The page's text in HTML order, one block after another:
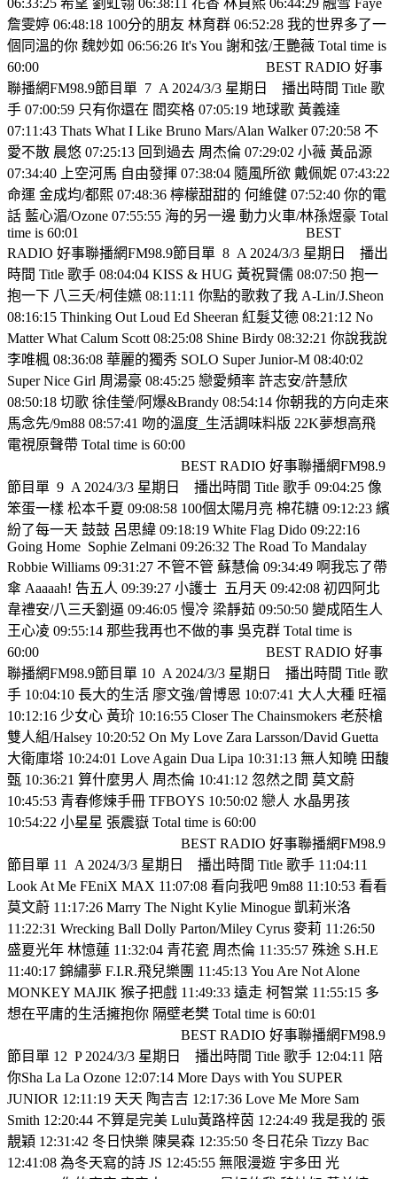
詹雯婷 06:48:18 100分的朋友 林育群 06:52:28 我的世界多了一
個同溫的你 魏妙如 06:56:26 It's You 謝和弦/王艷薇 Total time is
60:00
BEST RADIO 好事
聯播網FM98.9節目單 7 A 2024/3/3 星期日
播出時間 Title 歌
手 07:00:59 只有你還在 閻奕格 07:05:19 地球歌 黃義達
07:11:43 Thats What I Like Bruno Mars/Alan Walker 07:20:58 不
愛不散 晨悠 07:25:13 回到過去 周杰倫 07:29:02 小薇 黃品源
07:34:40 上空河馬 自由發揮 07:38:04 隨風所欲 戴佩妮 07:43:22
命運 金成均/都熙 07:48:36 檸檬甜甜的 何維健 07:52:40 你的電
話 藍心湄/Ozone 07:55:55 海的另一邊 動力火車/林孫煜豪 Total
time is 60:01
BEST
RADIO 好事聯播網FM98.9節目單 8 A 2024/3/3 星期日
播出
時間 Title 歌手 08:04:04 KISS & HUG 黃祝賢儒 08:07:50 抱一
抱一下 八三夭/柯佳嬿 08:11:11 你點的歌救了我 A-Lin/J.Sheon
08:16:15 Thinking Out Loud Ed Sheeran 紅髮艾德 08:21:12 No
Matter What Calum Scott 08:25:08 Shine Birdy 08:32:21 你說我說
李唯楓 08:36:08 華麗的獨秀 SOLO Super Junior-M 08:40:02
Super Nice Girl 周湯豪 08:45:25 戀愛頻率 許志安/許慧欣
08:50:18 切歌 徐佳瑩/阿爆&Brandy 08:54:14 你朝我的方向走來
馬念先/9m88 08:57:41 吻的溫度_生活調味料版 22K夢想高飛
電視原聲帶 Total time is 60:00
BEST RADIO 好事聯播網FM98.9
節目單 9 A 2024/3/3 星期日
播出時間 Title 歌手 09:04:25 像
笨蛋一樣 松本千夏 09:08:58 100個太陽月亮 棉花糖 09:12:23 繽
紛了每一天 鼓鼓 呂思緯 09:18:19 White Flag Dido 09:22:16
Going Home Sophie Zelmani 09:26:32 The Road To Mandalay
Robbie Williams 09:31:27 不管不管 蘇慧倫 09:34:49 啊我忘了帶
傘 Aaaaah! 告五人 09:39:27 小護士 五月天 09:42:08 初四阿北
韋禮安/八三夭劉逼 09:46:05 慢冷 梁靜茹 09:50:50 變成陌生人
王心凌 09:55:14 那些我再也不做的事 吳克群 Total time is
60:00
BEST RADIO 好事
聯播網FM98.9節目單 10 A 2024/3/3 星期日
播出時間 Title 歌
手 10:04:10 長大的生活 廖文強/曾博恩 10:07:41 大人大種 旺福
10:12:16 少女心 黃玠 10:16:55 Closer The Chainsmokers 老菸槍
雙人組/Halsey 10:20:52 On My Love Zara Larsson/David Guetta
大衛庫塔 10:24:01 Love Again Dua Lipa 10:31:13 無人知曉 田馥
甄 10:36:21 算什麼男人 周杰倫 10:41:12 忽然之間 莫文蔚
10:45:53 青春修煉手冊 TFBOYS 10:50:02 戀人 水晶男孩
10:54:22 小星星 張震嶽 Total time is 60:00
BEST RADIO 好事聯播網FM98.9
節目單 11
A 2024/3/3 星期日
播出時間 Title 歌手 11:04:11
Look At Me FEniX MAX 11:07:08 看向我吧 9m88 11:10:53 看看
莫文蔚 11:17:26 Marry The Night Kylie Minogue 凱莉米洛
11:22:31 Wrecking Ball Dolly Parton/Miley Cyrus 麥莉 11:26:50
盛夏光年 林憶蓮 11:32:04 青花瓷 周杰倫 11:35:57 殊途 S.H.E
11:40:17 錦繡夢 F.I.R.飛兒樂團 11:45:13 You Are Not Alone
MONKEY MAJIK 猴子把戲 11:49:33 遠走 柯智棠 11:55:15 多
想在平庸的生活擁抱你 隔壁老樊 Total time is 60:01
BEST RADIO 好事聯播網FM98.9
節目單 12 P 2024/3/3 星期日
播出時間 Title 歌手 12:04:11 陪
你Sha La La Ozone 12:07:14 More Days with You SUPER
JUNIOR 12:11:19 天天 陶吉吉 12:17:36 Love Me More Sam
Smith 12:20:44 不算是完美 Lulu黃路梓茵 12:24:49 我是我的 張
靚穎 12:31:42 冬日快樂 陳昊森 12:35:50 冬日花朵 Tizzy Bac
12:41:08 為冬天寫的詩 JS 12:45:55 無限漫遊 宇多田 光